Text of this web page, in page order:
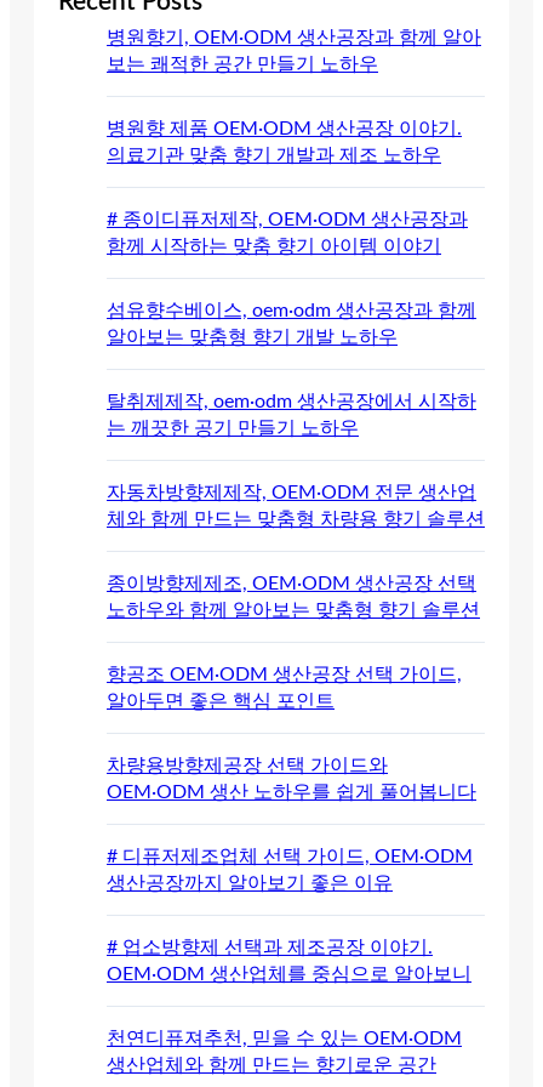
병원향기, OEM·ODM 생산공장과 함께 알아
보는 쾌적한 공간 만들기 노하우
병원향 제품 OEM·ODM 생산공장 이야기.
의료기관 맞춤 향기 개발과 제조 노하우
# 종이디퓨저제작, OEM·ODM 생산공장과
함께 시작하는 맞춤 향기 아이템 이야기
섬유향수베이스, oem·odm 생산공장과 함께
알아보는 맞춤형 향기 개발 노하우
탈취제제작, oem·odm 생산공장에서 시작하
는 깨끗한 공기 만들기 노하우
자동차방향제제작, OEM·ODM 전문 생산업
체와 함께 만드는 맞춤형 차량용 향기 솔루션
종이방향제제조, OEM·ODM 생산공장 선택
노하우와 함께 알아보는 맞춤형 향기 솔루션
향공조 OEM·ODM 생산공장 선택 가이드,
알아두면 좋은 핵심 포인트
차량용방향제공장 선택 가이드와
OEM·ODM 생산 노하우를 쉽게 풀어봅니다
# 디퓨저제조업체 선택 가이드, OEM·ODM
생산공장까지 알아보기 좋은 이유
# 업소방향제 선택과 제조공장 이야기.
OEM·ODM 생산업체를 중심으로 알아보니
천연디퓨져추천, 믿을 수 있는 OEM·ODM
생산업체와 함께 만드는 향기로운 공간